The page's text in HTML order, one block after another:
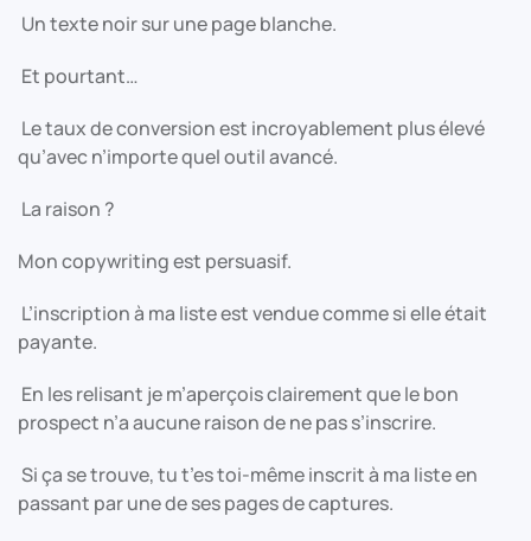
Un texte noir sur une page blanche.
Et pourtant…
Le taux de conversion est incroyablement plus élevé
qu’avec n’importe quel outil avancé.
La raison ?
Mon copywriting est persuasif.
L’inscription à ma liste est vendue comme si elle était
payante.
En les relisant je m’aperçois clairement que le bon
prospect n’a aucune raison de ne pas s’inscrire.
Si ça se trouve, tu t’es toi-même inscrit à ma liste en
passant par une de ses pages de captures.